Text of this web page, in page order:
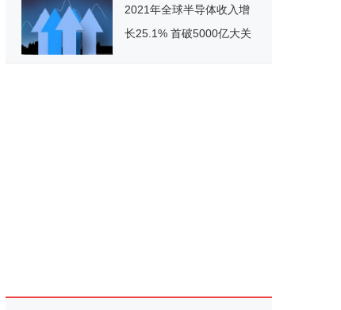
2021年全球半导体收入增
长25.1% 首破5000亿大关